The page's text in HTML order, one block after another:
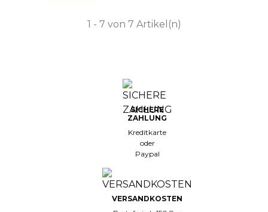
1 - 7 von 7 Artikel(n)
SICHERE
ZAHLUNG
Kreditkarte
oder
Paypal
VERSANDKOSTEN